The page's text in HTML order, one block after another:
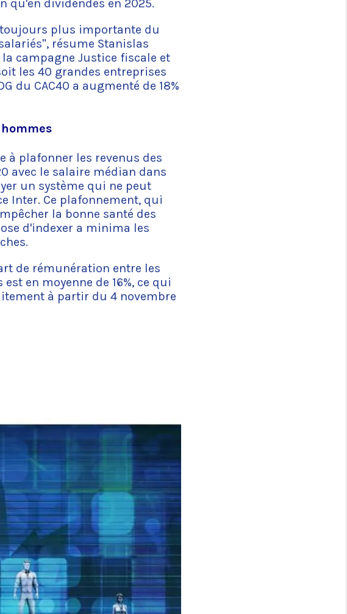
qu'en dividendes en 2025.
plus importante du
résume Stanislas
campagne Justice fiscale et
les 40 grandes entreprises
du CAC40 a augmenté de 18%
à plafonner les revenus des
avec le salaire médian dans
un système qui ne peut
Inter. Ce plafonnement, qui
la bonne santé des
d'indexer a minima les
de rémunération entre les
en moyenne de 16%, ce qui
à partir du 4 novembre